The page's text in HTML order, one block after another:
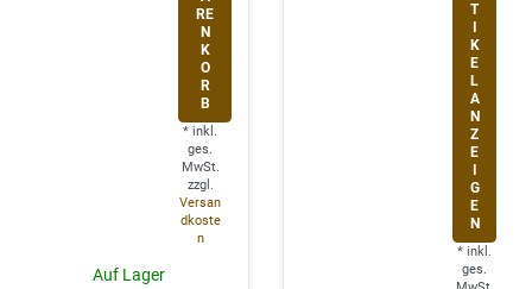
RE
N
K
O
R
B
* inkl.
ges.
MwSt.
zzgl.
Versan
dkoste
n
Auf Lager
T
K
E
L
A
N
Z
E
G
E
N
* inkl.
ges.